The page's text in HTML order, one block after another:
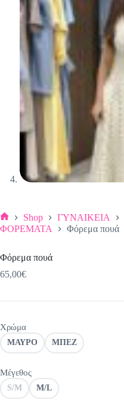
Αρχική
Shop ΓΥΝΑΙΚΕΙΑ
ΦΟΡΕΜΑΤΑ
Φόρεμα πουά
Φόρεμα πουά
65,00€
Χρώμα
ΜΑΥΡΟ ΜΠΕΖ
Μέγεθος
S/M M/L